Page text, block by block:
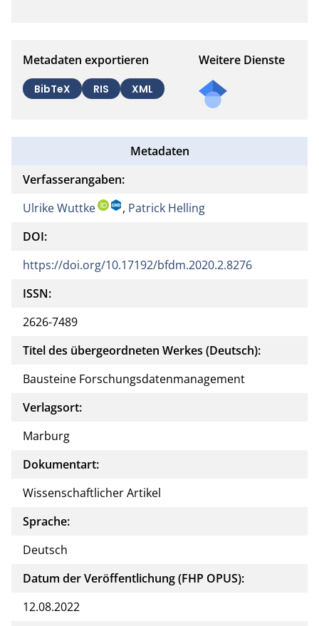
Metadaten exportieren
BibTeX RIS XML
Weitere Dienste
Metadaten
Verfasserangaben:
Ulrike Wuttke
, Patrick Helling
DOI:
https://doi.org/10.17192/bfdm.2020.2.8276
ISSN:
2626-7489
Titel des übergeordneten Werkes (Deutsch):
Bausteine Forschungsdatenmanagement
Verlagsort:
Marburg
Dokumentart:
Wissenschaftlicher Artikel
Sprache:
Deutsch
Datum der Veröffentlichung (FHP OPUS):
12.08.2022